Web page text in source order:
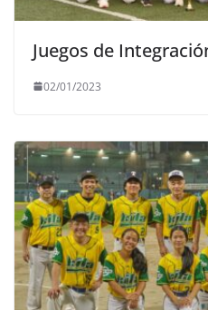
Juegos de
02/01/2023